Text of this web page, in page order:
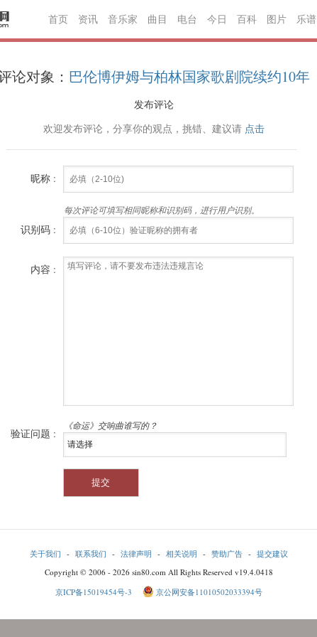
首页 资讯 音乐家 曲目 电台 今日 百科 图片 乐谱
论对象： 巴伦博伊姆与柏林国家歌剧院续约10年
发布评论
欢迎发布评论，分享你的观点，挑错、建议请 点击
昵称 :
每次评论可填写相同昵称和识别码，进行用户识别。
识别码 :
内容 :
验证问题 :
《命运》交响曲谁写的？
关于我们 - 联系我们 - 法律声明 - 相关说明 - 赞助广告 - 提交建议
Copyright © 2006 - 2026 sin80.com All Rights Reserved v19.4.0418
京ICP备15019454号-3
京公网安备11010502033394号